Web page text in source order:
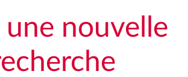
une nouvelle